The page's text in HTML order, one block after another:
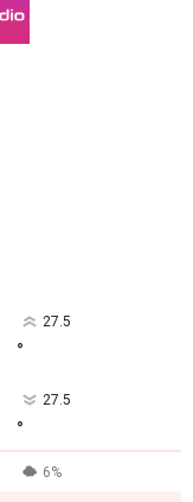
27.5
°
27.5
°
6%